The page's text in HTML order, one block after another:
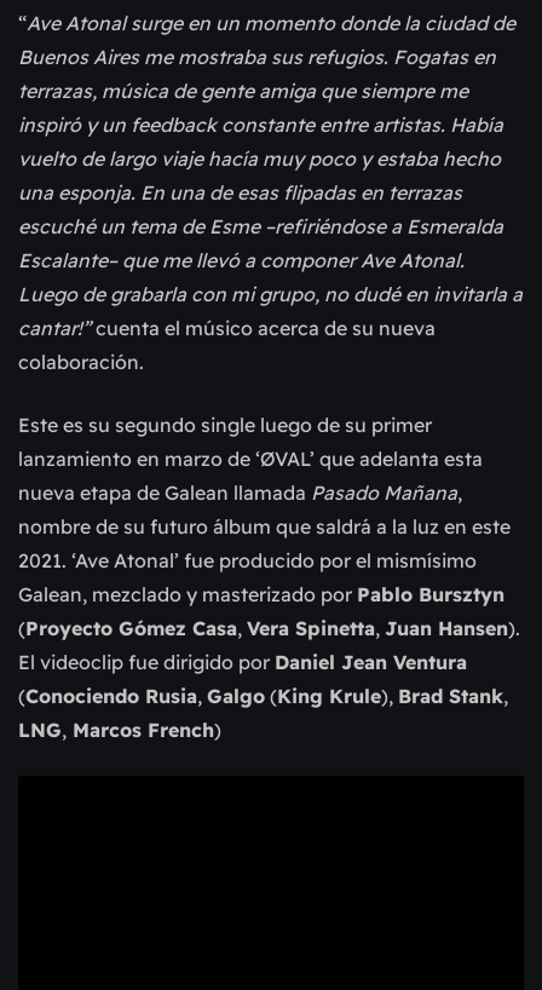
“Ave Atonal surge en un momento donde la ciudad de
Buenos Aires me mostraba sus refugios. Fogatas en
terrazas, música de gente amiga que siempre me
inspiró y un feedback constante entre artistas. Había
vuelto de largo viaje hacía muy poco y estaba hecho
una esponja. En una de esas flipadas en terrazas
escuché un tema de Esme –refiriéndose a Esmeralda
Escalante– que me llevó a componer Ave Atonal.
Luego de grabarla con mi grupo, no dudé en invitarla a
cantar!”cuenta el músico acerca de su nueva
colaboración.
Este es su segundo single luego de su primer
lanzamiento en marzo de ‘ØVAL’ que adelanta esta
nueva etapa de Galean llamada Pasado Mañana,
nombre de su futuro álbum que saldrá a la luz en este
2021. ‘Ave Atonal’ fue producido por el mismísimo
Galean, mezclado y masterizado por Pablo Bursztyn
(Proyecto Gómez Casa, Vera Spinetta, Juan Hansen).
El videoclip fue dirigido por Daniel Jean Ventura
(Conociendo Rusia, Galgo (King Krule), Brad Stank,
LNG, Marcos French)